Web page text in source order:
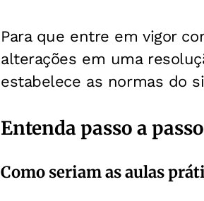
Para que entre em vigor
alterações em uma
estabelece as normas do
Entenda passo a
Como seriam as aulas